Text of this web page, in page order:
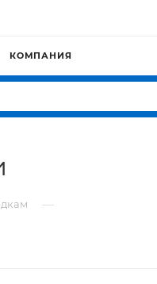
КОМПАНИЯ
—